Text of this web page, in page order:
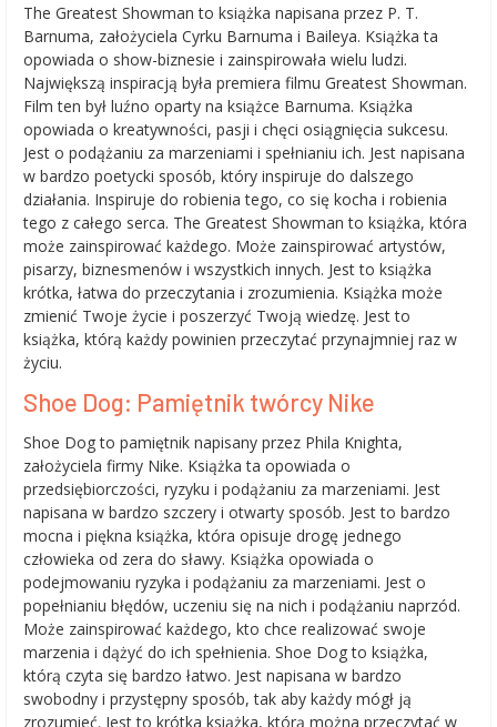
The Greatest Showman to książka napisana przez P. T.
Barnuma, założyciela Cyrku Barnuma i Baileya. Książka ta
opowiada o show-biznesie i zainspirowała wielu ludzi.
Największą inspiracją była premiera filmu Greatest Showman.
Film ten był luźno oparty na książce Barnuma. Książka
opowiada o kreatywności, pasji i chęci osiągnięcia sukcesu.
Jest o podążaniu za marzeniami i spełnianiu ich. Jest napisana
w bardzo poetycki sposób, który inspiruje do dalszego
działania. Inspiruje do robienia tego, co się kocha i robienia
tego z całego serca. The Greatest Showman to książka, która
może zainspirować każdego. Może zainspirować artystów,
pisarzy, biznesmenów i wszystkich innych. Jest to książka
krótka, łatwa do przeczytania i zrozumienia. Książka może
zmienić Twoje życie i poszerzyć Twoją wiedzę. Jest to
książka, którą każdy powinien przeczytać przynajmniej raz w
życiu.
Shoe Dog: Pamiętnik twórcy Nike
Shoe Dog to pamiętnik napisany przez Phila Knighta,
założyciela firmy Nike. Książka ta opowiada o
przedsiębiorczości, ryzyku i podążaniu za marzeniami. Jest
napisana w bardzo szczery i otwarty sposób. Jest to bardzo
mocna i piękna książka, która opisuje drogę jednego
człowieka od zera do sławy. Książka opowiada o
podejmowaniu ryzyka i podążaniu za marzeniami. Jest o
popełnianiu błędów, uczeniu się na nich i podążaniu naprzód.
Może zainspirować każdego, kto chce realizować swoje
marzenia i dążyć do ich spełnienia. Shoe Dog to książka,
którą czyta się bardzo łatwo. Jest napisana w bardzo
swobodny i przystępny sposób, tak aby każdy mógł ją
zrozumieć. Jest to krótka książka, którą można przeczytać w